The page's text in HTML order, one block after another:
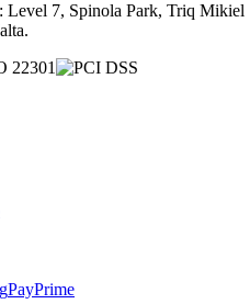
Level 7, Spinola Park, Triq Mikiel
PayPrime